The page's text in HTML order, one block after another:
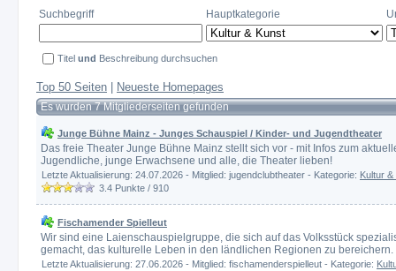
Suchbegriff Hauptkategorie
Titel und Beschreibung durchsuchen
Top 50 Seiten Neueste Homepages
Es wurden 7 Mitgliederseiten gefunden
Junge Bühne Mainz - Junges Schauspiel / Kinder- und Jugendtheater
Das freie Theater Junge Bühne Mainz stellt sich vor - mit Infos zum
Jugendliche, junge Erwachsene und alle, die Theater lieben!
Letzte Aktualisierung: 24.07.2026 - Mitglied: jugendclubtheater - Kategorie: Kultur &
3.4 Punkte / 910
Fischamender Spielleut
Wir sind eine Laienschauspielgruppe, die sich auf das Volksstück
gemacht, das kulturelle Leben in den ländlichen Regionen zu bereichern.
Letzte Aktualisierung: 27.06.2026 - Mitglied: fischamenderspielleut - Kategorie: